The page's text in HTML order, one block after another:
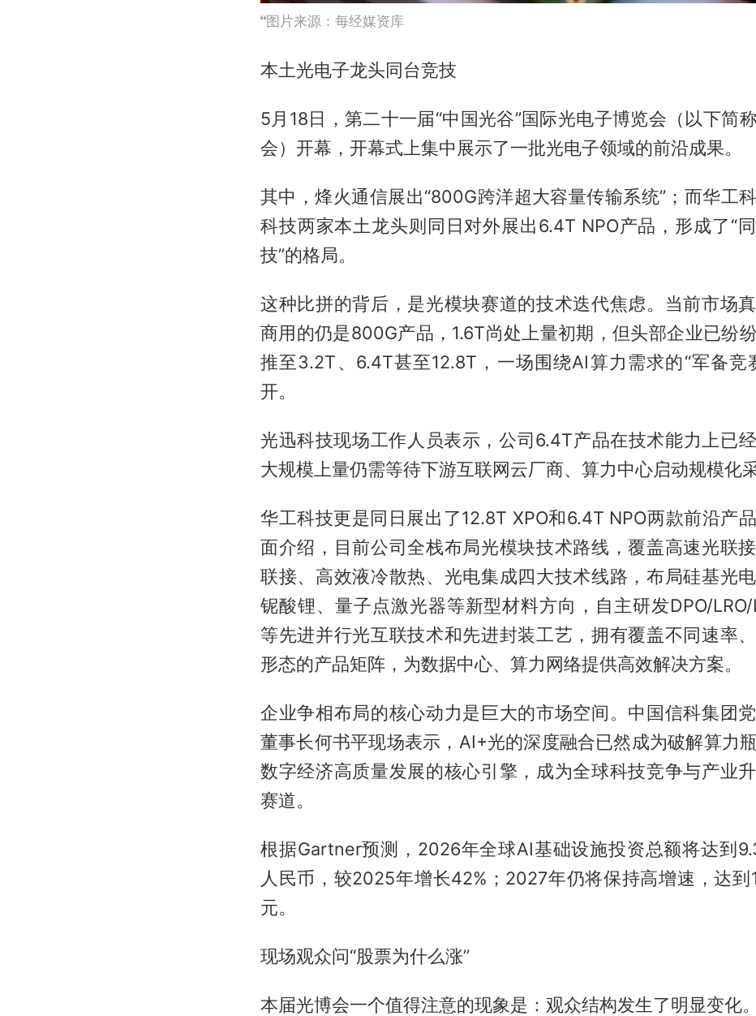
图片来源：每经媒资库
本土光电子龙头同台竞技
5月18日，第二十一届“中国光谷”国际光电子博览会（以下简
会）开幕，开幕式上集中展示了一批光电子领域的前沿成果。
其中，烽火通信展出“800G跨洋超大容量传输系统”；而华工
科技两家本土龙头则同日对外展出6.4T NPO产品，形成了“
技”的格局。
这种比拼的背后，是光模块赛道的技术迭代焦虑。当前市场
商用的仍是800G产品，1.6T尚处上量初期，但头部企业已纷
推至3.2T、6.4T甚至12.8T，一场围绕AI算力需求的“军备竞
开。
光迅科技现场工作人员表示，公司6.4T产品在技术能力上已
大规模上量仍需等待下游互联网云厂商、算力中心启动规模化采
华工科技更是同日展出了12.8T XPO和6.4T NPO两款前沿产
面介绍，目前公司全栈布局光模块技术路线，覆盖高速光联
联接、高效液冷散热、光电集成四大技术线路，布局硅基光
铌酸锂、量子点激光器等新型材料方向，自主研发DPO/LRO/
等先进并行光互联技术和先进封装工艺，拥有覆盖不同速率
形态的产品矩阵，为数据中心、算力网络提供高效解决方案。
企业争相布局的核心动力是巨大的市场空间。中国信科集团党
董事长何书平现场表示，AI+光的深度融合已然成为破解算力
数字经济高质量发展的核心引擎，成为全球科技竞争与产业
赛道。
根据Gartner预测，2026年全球AI基础设施投资总额将达到
人民币，较2025年增长42%；2027年仍将保持高增速，达到
元。
现场观众问“股票为什么涨”
本届光博会一个值得注意的现象是：观众结构发生了明显变化。